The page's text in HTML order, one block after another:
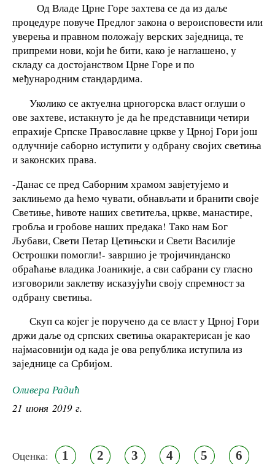
Од Владе Црне Горе захтева се да из даље
процедуре повуче Предлог закона о вероисповести или
уверења и правном положају верских заједница, те
припреми нови, који ће бити, како је наглашено, у
складу са достојанством Црне Горе и по
међународним стандардима.
Уколико се актуелна црногорска власт оглуши о
ове захтеве, истакнуто је да ће представници четири
епрахије Српске Православне цркве у Црној Гори још
одлучније саборно иступити у одбрану својих светиња
и законских права.
-Данас се пред Саборним храмом завјетујемо и
заклињемо да ћемо чувати, обнављати и бранити своје
Светиње, ћивоте наших светитеља, цркве, манастире,
гробља и гробове наших предака! Тако нам Бог
Љубави, Свети Петар Цетињски и Свети Василије
Острошки помогли!- завршио је тројичинданско
обраћање владика Јоаникије, а сви сабрани су гласно
изговорили заклетву исказујући своју спремност за
одбрану светиња.
Скуп са којег је поручено да се власт у Црној Гори
држи даље од српских светиња окарактерисан је као
најмасовнији од када је ова република иступила из
заједнице са Србијом.
Оливера Радић
21 июня 2019 г.
Оценка: 1 2 3 4 5 6